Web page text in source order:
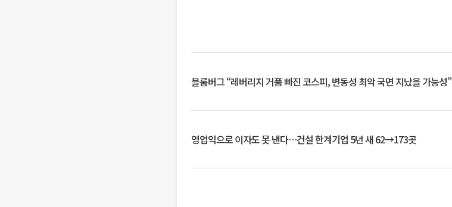
블룸버그 “레버리지 거품 빠진 코스피, 변동성 최악 국면 지났을 가능성”
영업익으로 이자도 못 낸다…건설 한계기업 5년 새 62→173곳